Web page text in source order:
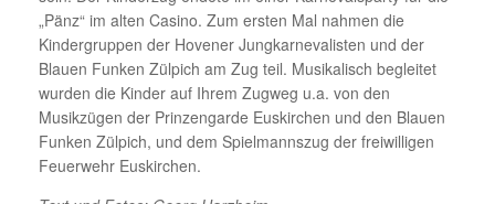
„Pänz“ im alten Casino. Zum ersten Mal nahmen die
Kindergruppen der Hovener Jungkarnevalisten und der
Blauen Funken Zülpich am Zug teil. Musikalisch begleitet
wurden die Kinder auf Ihrem Zugweg u.a. von den
Musikzügen der Prinzengarde Euskirchen und den Blauen
Funken Zülpich, und dem Spielmannszug der freiwilligen
Feuerwehr Euskirchen.